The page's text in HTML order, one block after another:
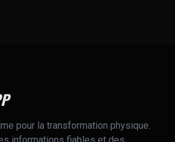
pour la transformation physique.